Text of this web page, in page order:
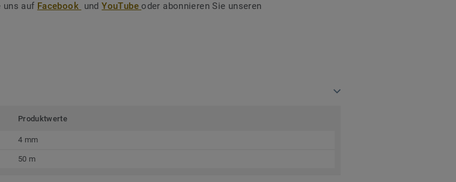
uns auf Facebook undYouTubeoder abonnieren Sie unseren
Produktwerte
4 mm
50 m